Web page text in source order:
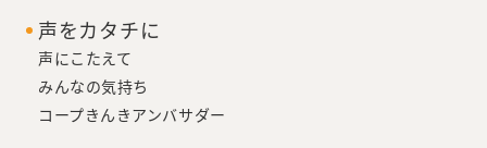
声をカタチに
声にこたえて
みんなの気持ち
コープきんきアンバサダー